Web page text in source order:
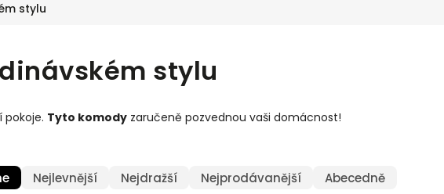
stylu
stylu
pokoje. Tyto komody zaručeně pozvednou vaši domácnost!
Nejlevnější Nejdražší Nejprodávanější Abecedně